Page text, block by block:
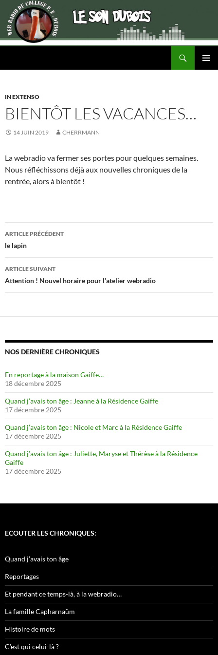
IN EXTENSO
BIENTÔT LES VACANCES…
14 JUIN 2019 CHERRMANN
La webradio va fermer ses portes pour quelques semaines.
Nous réfléchissons déjà aux nouvelles chroniques de la
rentrée, alors à bientôt !
Navigation
des
articles
ARTICLE PRÉCÉDENT
le lapin
ARTICLE SUIVANT
Attention ! Nouvel horaire pour l’atelier webradio
NOS DERNIÈRE CHRONIQUES
En reportage à la maison Gaiffe…
18 décembre 2025
Quand j’avais ton âge : Jeanne à la Résidence Gaiffe
17 décembre 2025
Quand j’avais ton âge : Nicole et Marc à la Résidence Gaiffe
17 décembre 2025
Quand j’avais ton âge : Juliette, Maryse et Thérèse à la Résidence
Gaiffe
17 décembre 2025
ECOUTER LES CHRONIQUES:
Quand j’avais ton âge
Reportages
Et pendant ce temps-là, à la webradio…
La famille Capharnaüm
Histoire de mots
C’est qui celui-là ?